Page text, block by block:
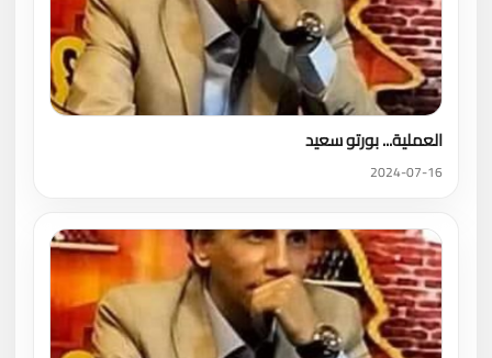
العملية... بورتو سعيد
2024-07-16